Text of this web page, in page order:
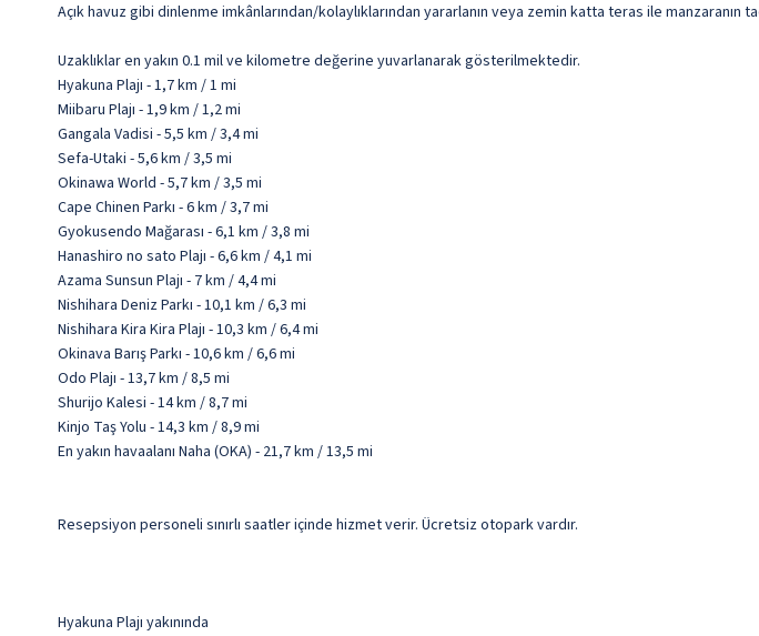
Açık havuz gibi dinlenme imkânlarından/kolaylıklarından yararlanın veya zemin katta teras ile manzaranın
Uzaklıklar en yakın 0.1 mil ve kilometre değerine yuvarlanarak gösterilmektedir.
Hyakuna Plajı - 1,7 km / 1 mi
Miibaru Plajı - 1,9 km / 1,2 mi
Gangala Vadisi - 5,5 km / 3,4 mi
Sefa-Utaki - 5,6 km / 3,5 mi
Okinawa World - 5,7 km / 3,5 mi
Cape Chinen Parkı - 6 km / 3,7 mi
Gyokusendo Mağarası - 6,1 km / 3,8 mi
Hanashiro no sato Plajı - 6,6 km / 4,1 mi
Azama Sunsun Plajı - 7 km / 4,4 mi
Nishihara Deniz Parkı - 10,1 km / 6,3 mi
Nishihara Kira Kira Plajı - 10,3 km / 6,4 mi
Okinava Barış Parkı - 10,6 km / 6,6 mi
Odo Plajı - 13,7 km / 8,5 mi
Shurijo Kalesi - 14 km / 8,7 mi
Kinjo Taş Yolu - 14,3 km / 8,9 mi
En yakın havaalanı Naha (OKA) - 21,7 km / 13,5 mi
Resepsiyon personeli sınırlı saatler içinde hizmet verir. Ücretsiz otopark vardır.
Hyakuna Plajı yakınında